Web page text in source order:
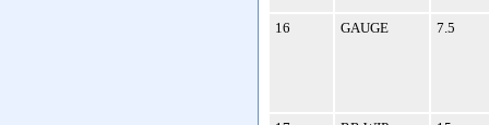
16 GAUGE 7.5